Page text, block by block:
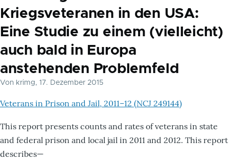
Kriegsveteranen in den USA:
Eine Studie zu einem (vielleicht)
auch bald in Europa
anstehenden Problemfeld
Von krimg, 17. Dezember 2015
Veterans in Prison and Jail, 2011–12 (NCJ 249144)
This report presents counts and rates of veterans in state
and federal prison and local jail in 2011 and 2012. This report
describes—